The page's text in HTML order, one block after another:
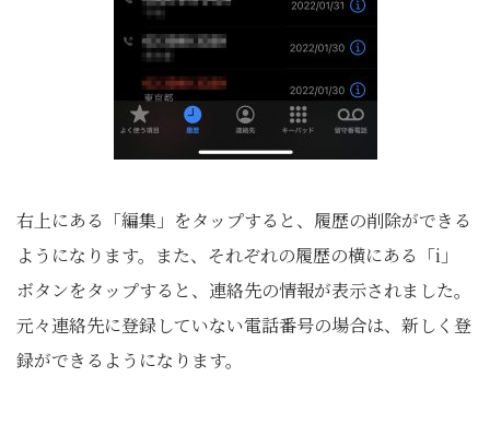
右上にある「編集」をタップすると、履歴の削除ができる
ようになります。また、それぞれの履歴の横にある「i」
ボタンをタップすると、連絡先の情報が表示されました。
元々連絡先に登録していない電話番号の場合は、新しく登
録ができるようになります。